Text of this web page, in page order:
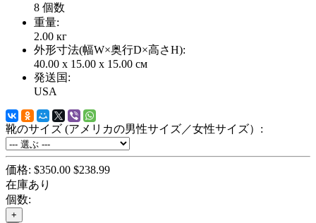
8 個数
重量:
2.00 кг
外形寸法(幅W×奥行D×高さH):
40.00 x 15.00 x 15.00 см
発送国:
USA
靴のサイズ (アメリカの男性サイズ／女性サイズ）:
価格: $350.00 $238.99
在庫あり
個数:
+